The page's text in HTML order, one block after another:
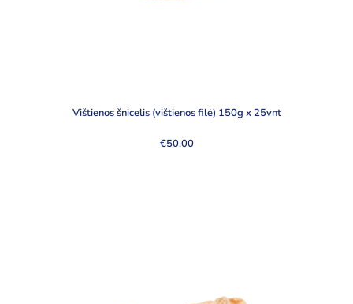
Vištienos šnicelis (vištienos filė) 150g x 25vnt
€50.00